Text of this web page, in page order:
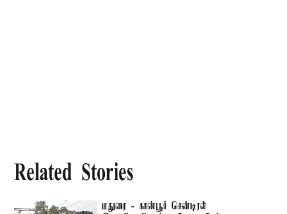
Related Stories
மதுரை - கான்பூர் சென்டிரல்